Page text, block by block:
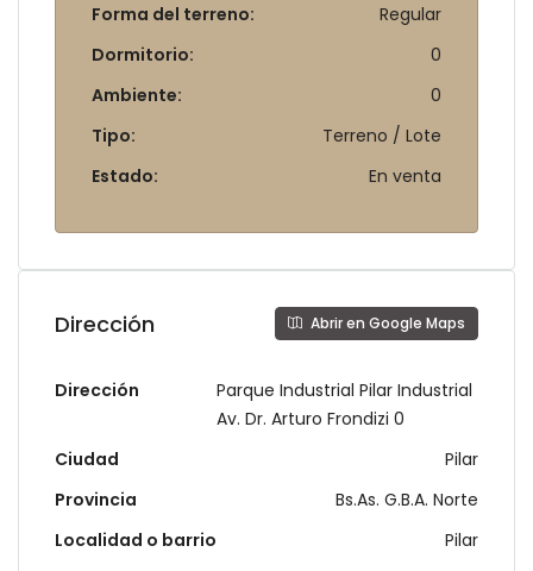
Forma del terreno:
Regular
Dormitorio:
0
Ambiente:
0
Tipo:
Terreno / Lote
Estado:
En venta
Dirección Abrir en Google Maps
Dirección
Parque Industrial Pilar Industrial
Av. Dr. Arturo Frondizi 0
Ciudad
Pilar
Provincia
Bs.As. G.B.A. Norte
Localidad o barrio
Pilar